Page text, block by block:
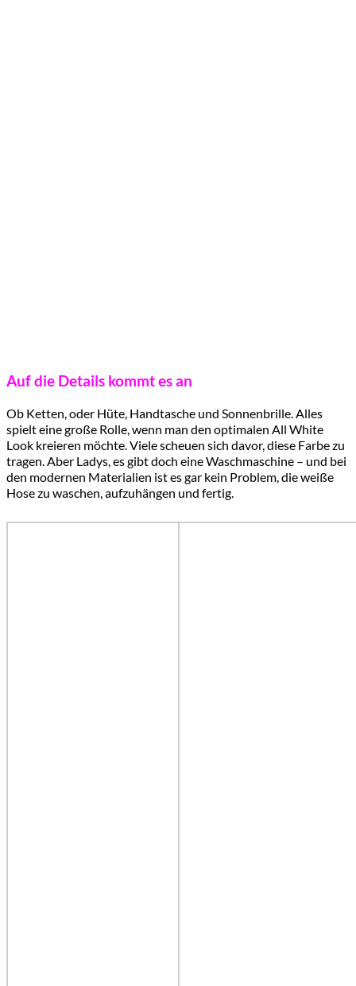
Auf die Details kommt es an
Ob Ketten, oder Hüte, Handtasche und Sonnenbrille. Alles
spielt eine große Rolle, wenn man den optimalen All White
Look kreieren möchte. Viele scheuen sich davor, diese Farbe zu
tragen. Aber Ladys, es gibt doch eine Waschmaschine – und bei
den modernen Materialien ist es gar kein Problem, die weiße
Hose zu waschen, aufzuhängen und fertig.